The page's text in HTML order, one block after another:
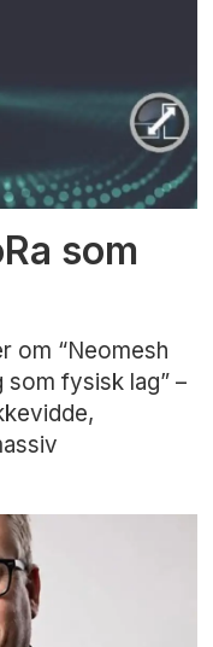
som
om “Neomesh
som fysisk lag” –